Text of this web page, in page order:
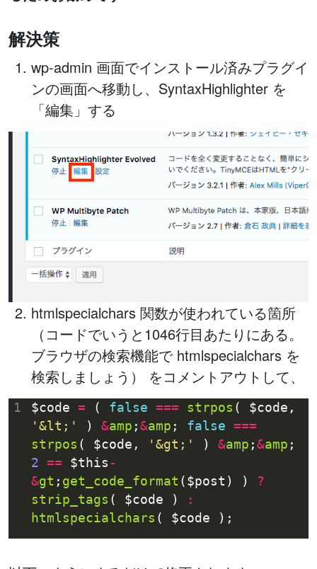
解決策
wp-admin 画面でインストール済みプラグイ
ンの画面へ移動し、SyntaxHighlighter を
「編集」する
htmlspecialchars 関数が使われている箇所
（コードでいうと1046行目あたりにある。
ブラウザの検索機能で htmlspecialchars を
検索しましょう） をコメントアウトして、
1 $code = ( false === strpos
'&lt;'
) &amp ; &amp ; false ===
strpos ( $code, '&gt;' ) &amp ; &amp
2 == $this -
&gt ; get_code_format ($post) ) ?
strip_tags ( $code )
:
htmlspecialchars